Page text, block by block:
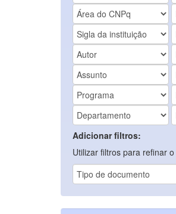
Adicionar filtros:
Utilizar filtros para refinar